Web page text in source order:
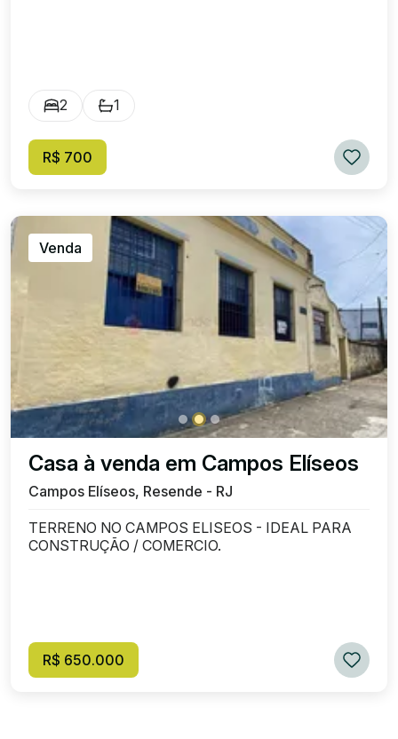
2 1
R$ 700
Venda
Casa à venda em Campos Elíseos
Campos Elíseos, Resende - RJ
TERRENO NO CAMPOS ELISEOS - IDEAL PARA
CONSTRUÇÃO / COMERCIO.
R$ 650.000